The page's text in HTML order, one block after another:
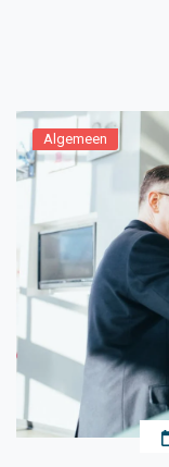
te doen, toch?
regenachtige
Algemeen